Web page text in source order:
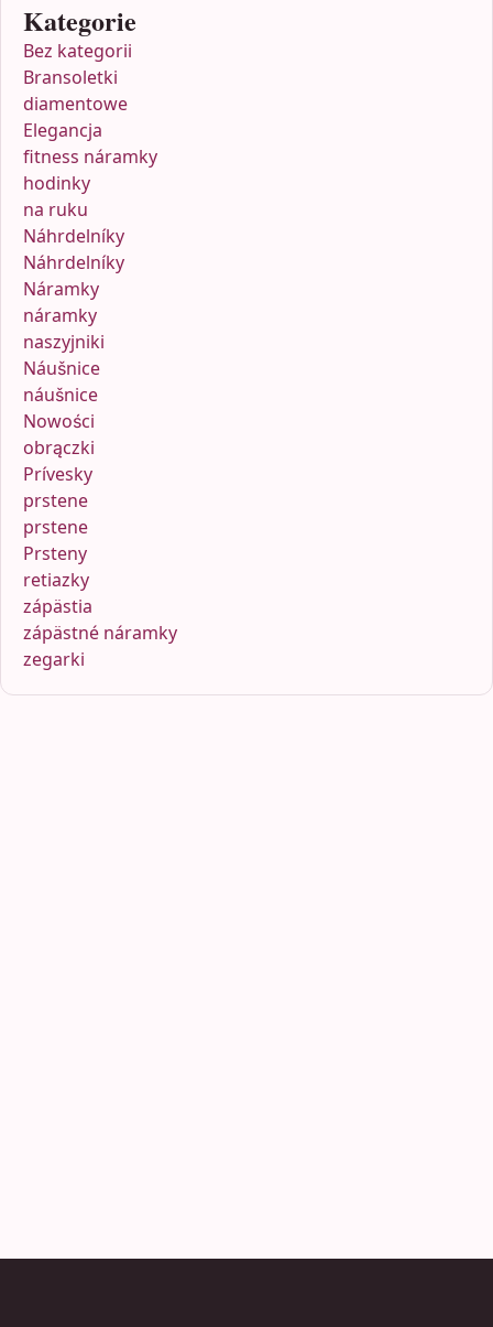
Kategorie
Bez kategorii
Bransoletki
diamentowe
Elegancja
fitness náramky
hodinky
na ruku
Náhrdelníky
Náhrdelníky
Náramky
náramky
naszyjniki
Náušnice
náušnice
Nowości
obrączki
Prívesky
prstene
prstene
Prsteny
retiazky
zápästia
zápästné náramky
zegarki